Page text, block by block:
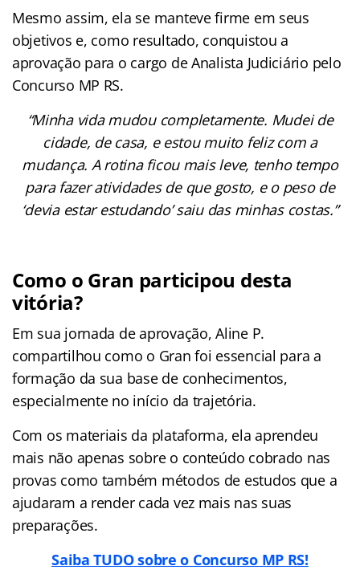
Mesmo assim, ela se manteve firme em seus
objetivos e, como resultado, conquistou a
aprovação para o cargo de Analista Judiciário pelo
Concurso MP RS.
“Minha vida mudou completamente. Mudei de
cidade, de casa, e estou muito feliz com a
mudança. A rotina ficou mais leve, tenho tempo
para fazer atividades de que gosto, e o peso de
‘devia estar estudando’ saiu das minhas costas.”
Como o Gran participou desta
vitória?
Em sua jornada de aprovação, Aline P.
compartilhou como o Gran foi essencial para a
formação da sua base de conhecimentos,
especialmente no início da trajetória.
Com os materiais da plataforma, ela aprendeu
mais não apenas sobre o conteúdo cobrado nas
provas como também métodos de estudos que a
ajudaram a render cada vez mais nas suas
preparações.
Saiba TUDO sobre o Concurso MP RS!